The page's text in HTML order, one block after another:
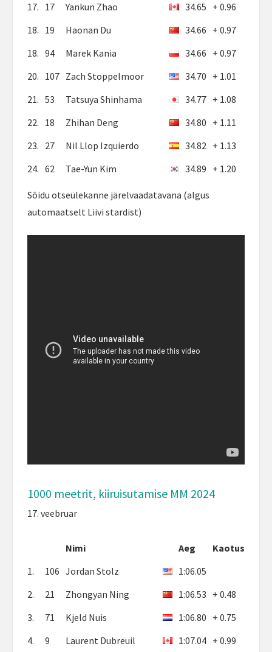
17. 17 Yankun Zhao 34.65 + 0.96
18. 19 Haonan Du 34.66 + 0.97
18. 94 Marek Kania 34.66 + 0.97
20. 107 Zach Stoppelmoor 34.70 + 1.01
21. 53 Tatsuya Shinhama 34.77 + 1.08
22. 18 Zhihan Deng 34.80 + 1.11
23. 27 Nil Llop Izquierdo 34.82 + 1.13
24. 62 Tae-Yun Kim 34.89 + 1.20
Sõidu otseülekanne järelvaadatavana (algus
automaatselt Liivi stardist)
1000 meetrit, kiiruisutamise MM 2024
17. veebruar
Nimi Aeg
Kaotus
1.
106 Jordan Stolz
1:06.05
2.
21 Zhongyan Ning 1:06.53 + 0.48
3.
71 Kjeld Nuis 1:06.80 + 0.75
4.
9 Laurent Dubreuil 1:07.04 + 0.99